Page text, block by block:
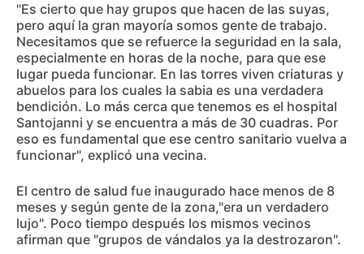
"Es cierto que hay grupos que hacen de las suyas,
pero aquí la gran mayoría somos gente de trabajo.
Necesitamos que se refuerce la seguridad en la sala,
especialmente en horas de la noche, para que ese
lugar pueda funcionar. En las torres viven criaturas y
abuelos para los cuales la sabia es una verdadera
bendición. Lo más cerca que tenemos es el hospital
Santojanni y se encuentra a más de 30 cuadras. Por
eso es fundamental que ese centro sanitario vuelva a
funcionar", explicó una vecina.
El centro de salud fue inaugurado hace menos de 8
meses y según gente de la zona,"era un verdadero
lujo". Poco tiempo después los mismos vecinos
afirman que "grupos de vándalos ya la destrozaron".